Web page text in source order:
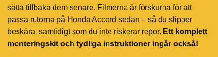
sätta tillbaka dem senare. Filmerna är förskurna för att
passa rutorna på Honda Accord sedan – så du slipper
beskära, samtidigt som du inte riskerar repor. Ett komplett
monteringskit och tydliga instruktioner ingår också!